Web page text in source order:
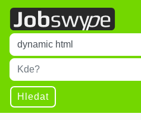
Title
Type 1 or more characters for
Místo
Type 1 or more characters for
Hledat